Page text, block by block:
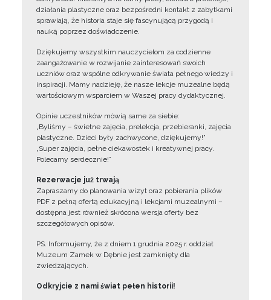
działania plastyczne oraz bezpośredni kontakt z zabytkami
sprawiają, że historia staje się fascynującą przygodą i
nauką poprzez doświadczenie.
Dziękujemy wszystkim nauczycielom za codzienne
zaangażowanie w rozwijanie zainteresowań swoich
uczniów oraz wspólne odkrywanie świata pełnego wiedzy i
inspiracji. Mamy nadzieję, że nasze lekcje muzealne będą
wartościowym wsparciem w Waszej pracy dydaktycznej.
Opinie uczestników mówią same za siebie:
„Byliśmy – świetne zajęcia, prelekcja, przebieranki, zajęcia
plastyczne. Dzieci były zachwycone, dziękujemy!”
„Super zajęcia, pełne ciekawostek i kreatywnej pracy.
Polecamy serdecznie!”
Rezerwacje już trwają
Zapraszamy do planowania wizyt oraz pobierania plików
PDF z pełną ofertą edukacyjną i lekcjami muzealnymi –
dostępna jest również skrócona wersja oferty bez
szczegółowych opisów.
PS. Informujemy, że z dniem 1 grudnia 2025 r. oddział
Muzeum Zamek w Dębnie jest zamknięty dla
zwiedzających.
Odkryjcie z nami świat pełen historii!